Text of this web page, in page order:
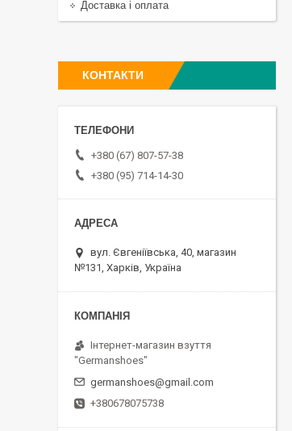
Доставка і оплата
КОНТАКТИ
+380 (67) 807-57-38
+380 (95) 714-14-30
вул. Євгеніївська, 40, магазин
№131, Харків, Україна
Інтернет-магазин взуття
"Germanshoes"
germanshoes@gmail.com
+380678075738